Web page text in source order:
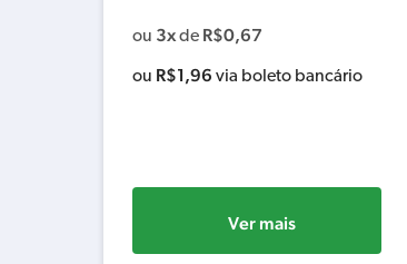
ou 3xde R$0,67
ou R$1,96 via boleto bancário
Ver mais